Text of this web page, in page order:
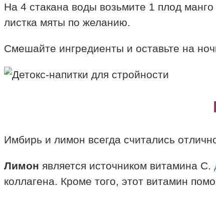
На 4 стакана воды возьмите 1 плод
листка мяты по желанию.
Смешайте ингредиенты и оставьте на
Имбирь и лимон всегда считались
Лимон является источником витамина С.
коллагена. Кроме того, этот витамин